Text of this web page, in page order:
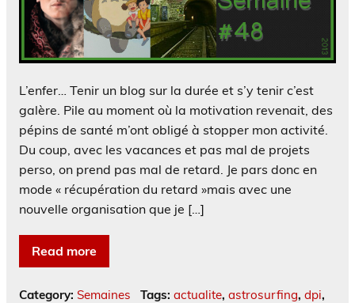
L’enfer… Tenir un blog sur la durée et s’y tenir c’est
galère. Pile au moment où la motivation revenait, des
pépins de santé m’ont obligé à stopper mon activité.
Du coup, avec les vacances et pas mal de projets
perso, on prend pas mal de retard. Je pars donc en
mode « récupération du retard »mais avec une
nouvelle organisation que je […]
Read more
Category: Semaines Tags: actualite, astrosurfing, dpi,